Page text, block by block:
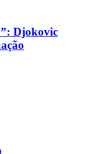
Djokovic